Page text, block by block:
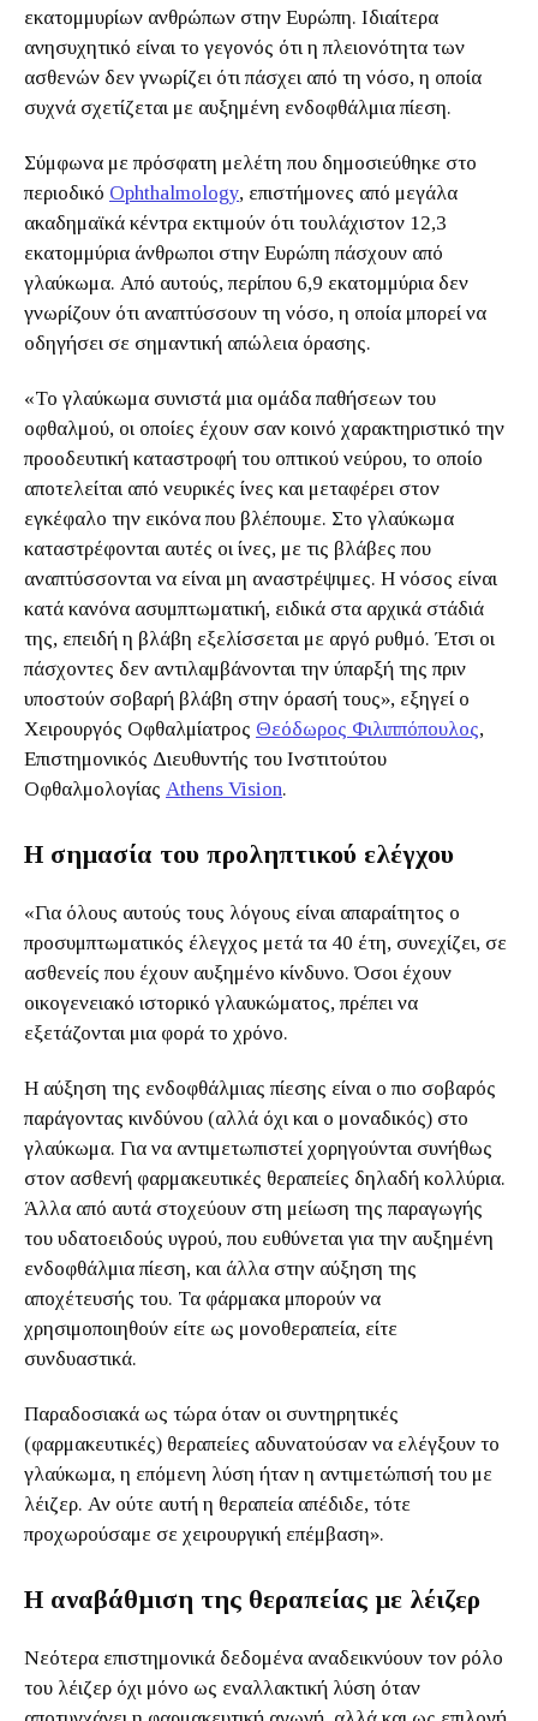
εκατομμυρίων ανθρώπων στην Ευρώπη. Ιδιαίτερα
ανησυχητικό είναι το γεγονός ότι η πλειονότητα των
ασθενών δεν γνωρίζει ότι πάσχει από τη νόσο, η οποία
συχνά σχετίζεται με αυξημένη ενδοφθάλμια πίεση.
Σύμφωνα με πρόσφατη μελέτη που δημοσιεύθηκε στο
περιοδικό Ophthalmology, επιστήμονες από μεγάλα
ακαδημαϊκά κέντρα εκτιμούν ότι τουλάχιστον 12,3
εκατομμύρια άνθρωποι στην Ευρώπη πάσχουν από
γλαύκωμα. Από αυτούς, περίπου 6,9 εκατομμύρια δεν
γνωρίζουν ότι αναπτύσσουν τη νόσο, η οποία μπορεί να
οδηγήσει σε σημαντική απώλεια όρασης.
«Το γλαύκωμα συνιστά μια ομάδα παθήσεων του
οφθαλμού, οι οποίες έχουν σαν κοινό χαρακτηριστικό την
προοδευτική καταστροφή του οπτικού νεύρου, το οποίο
αποτελείται από νευρικές ίνες και μεταφέρει στον
εγκέφαλο την εικόνα που βλέπουμε. Στο γλαύκωμα
καταστρέφονται αυτές οι ίνες, με τις βλάβες που
αναπτύσσονται να είναι μη αναστρέψιμες. Η νόσος είναι
κατά κανόνα ασυμπτωματική, ειδικά στα αρχικά στάδιά
της, επειδή η βλάβη εξελίσσεται με αργό ρυθμό. Έτσι οι
πάσχοντες δεν αντιλαμβάνονται την ύπαρξή της πριν
υποστούν σοβαρή βλάβη στην όρασή τους», εξηγεί ο
Χειρουργός Οφθαλμίατρος Θεόδωρος Φιλιππόπουλος,
Επιστημονικός Διευθυντής του Ινστιτούτου
Οφθαλμολογίας Athens Vision.
Η σημασία του προληπτικού ελέγχου
«Για όλους αυτούς τους λόγους είναι απαραίτητος ο
προσυμπτωματικός έλεγχος μετά τα 40 έτη, συνεχίζει, σε
ασθενείς που έχουν αυξημένο κίνδυνο. Όσοι έχουν
οικογενειακό ιστορικό γλαυκώματος, πρέπει να
εξετάζονται μια φορά το χρόνο.
Η αύξηση της ενδοφθάλμιας πίεσης είναι ο πιο σοβαρός
παράγοντας κινδύνου (αλλά όχι και ο μοναδικός) στο
γλαύκωμα. Για να αντιμετωπιστεί χορηγούνται συνήθως
στον ασθενή φαρμακευτικές θεραπείες δηλαδή κολλύρια.
Άλλα από αυτά στοχεύουν στη μείωση της παραγωγής
του υδατοειδούς υγρού, που ευθύνεται για την αυξημένη
ενδοφθάλμια πίεση, και άλλα στην αύξηση της
αποχέτευσής του. Τα φάρμακα μπορούν να
χρησιμοποιηθούν είτε ως μονοθεραπεία, είτε
συνδυαστικά.
Παραδοσιακά ως τώρα όταν οι συντηρητικές
(φαρμακευτικές) θεραπείες αδυνατούσαν να ελέγξουν το
γλαύκωμα, η επόμενη λύση ήταν η αντιμετώπισή του με
λέιζερ. Αν ούτε αυτή η θεραπεία απέδιδε, τότε
προχωρούσαμε σε χειρουργική επέμβαση».
Η αναβάθμιση της θεραπείας με λέιζερ
Νεότερα επιστημονικά δεδομένα αναδεικνύουν τον ρόλο
του λέιζερ όχι μόνο ως εναλλακτική λύση όταν